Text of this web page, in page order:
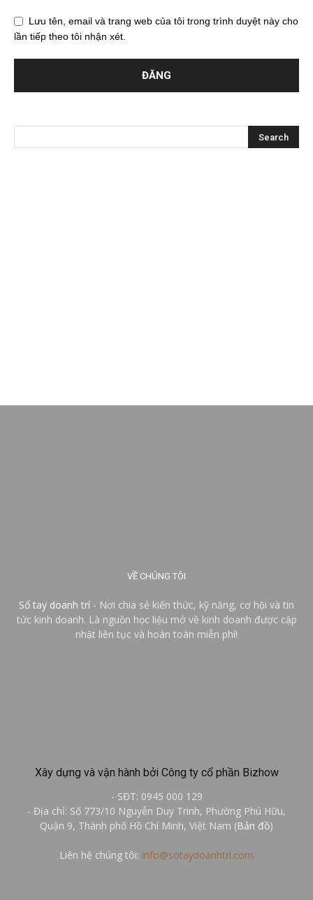
Lưu tên, email và trang web của tôi trong trình duyệt này cho
lần tiếp theo tôi nhận xét.
VỀ CHÚNG TÔI
Sổ tay doanh trí - Nơi chia sẻ kiến thức, kỹ năng, cơ hội và tin
tức kinh doanh. Là nguồn học liệu mở về kinh doanh được cập
nhật liên tục và hoàn toàn miễn phí!
Xây dựng và vận hành bởi Công ty cổ phần Bizhow
- SĐT: 0945 000 129
- Địa chỉ: Số 773/10 Nguyễn Duy Trinh, Phường Phú Hữu,
Quận 9, Thành phố Hồ Chí Minh, Việt Nam (Bản đồ)
Liên hệ chúng tôi: info@sotaydoanhtri.com